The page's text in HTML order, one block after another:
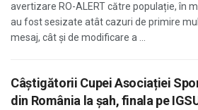
avertizare RO-ALERT către populație, în
au fost sesizate atât cazuri de primire
mesaj, cât și de modificare a ...
Câştigătorii Cupei Asociației
din România la șah, finala pe